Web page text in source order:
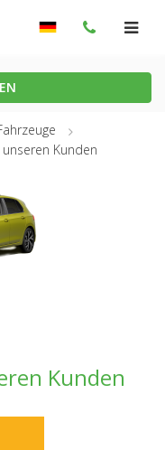
Kunden
Kunden